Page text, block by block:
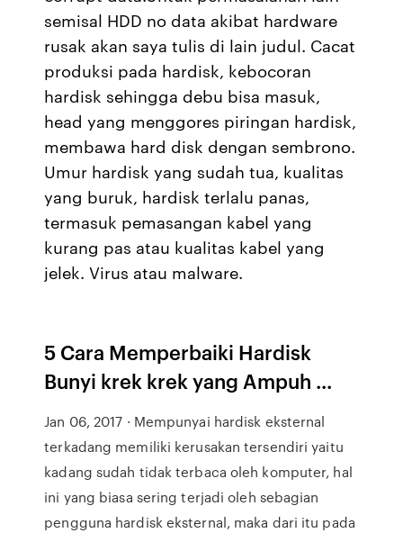
semisal HDD no data akibat hardware
rusak akan saya tulis di lain judul. Cacat
produksi pada hardisk, kebocoran
hardisk sehingga debu bisa masuk,
head yang menggores piringan hardisk,
membawa hard disk dengan sembrono.
Umur hardisk yang sudah tua, kualitas
yang buruk, hardisk terlalu panas,
termasuk pemasangan kabel yang
kurang pas atau kualitas kabel yang
jelek. Virus atau malware.
5 Cara Memperbaiki Hardisk
Bunyi krek krek yang Ampuh ...
Jan 06, 2017 · Mempunyai hardisk eksternal
terkadang memiliki kerusakan tersendiri yaitu
kadang sudah tidak terbaca oleh komputer, hal
ini yang biasa sering terjadi oleh sebagian
pengguna hardisk eksternal, maka dari itu pada